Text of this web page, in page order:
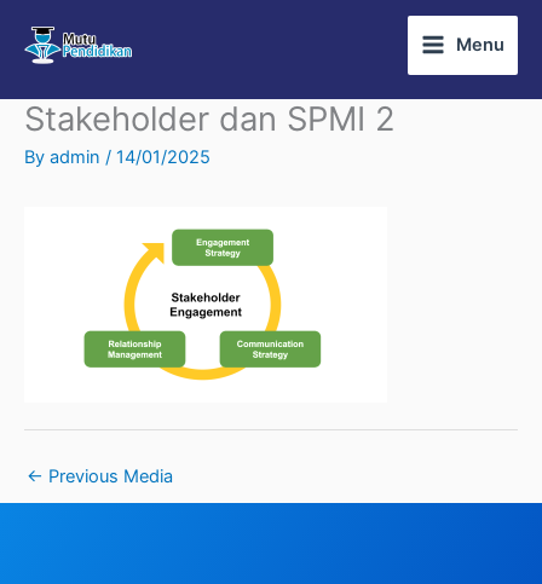
Menu
Stakeholder dan SPMI 2
By admin / 14/01/2025
← Previous Media